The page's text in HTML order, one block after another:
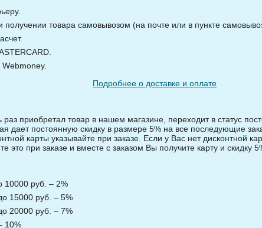
товара самовывозом (на почте или в пункте
Подробнее о доставке и оплате
раз приобретал товар в нашем магазине, переходит в статус
дает постоянную скидку в размере 5% на все последующие
карты указывайте при заказе. Если у Вас нет дисконтной
это при заказе и вместе с заказом Вы получите карту и скидку
10000 руб. – 2%
15000 руб. – 5%
20000 руб. – 7%
10%